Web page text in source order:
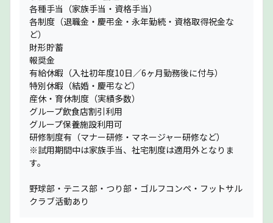
各種手当（家族手当・資格手当）
各制度（退職金・慶弔金・永年勤続・資格取得祝金な
ど）
財形貯蓄
報奨金
有給休暇（入社初年度10日／6ヶ月勤務後に付与）
特別休暇（結婚・慶弔など）
産休・育休制度（実績多数）
グループ飲食店割引利用
グループ保養施設利用可
研修制度有（マナー研修・マネージャー研修など）
※試用期間中は家族手当、社宅制度は適用外となりま
す。
野球部・テニス部・つり部・ゴルフコンペ・フットサル
クラブ活動あり